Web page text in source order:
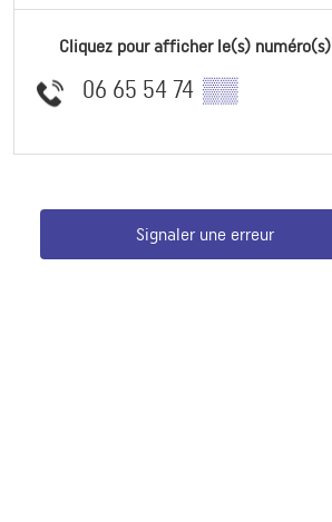
Cliquez pour afficher le(s) numéro(s)
06 65 54 74 ▒▒
Signaler une erreur